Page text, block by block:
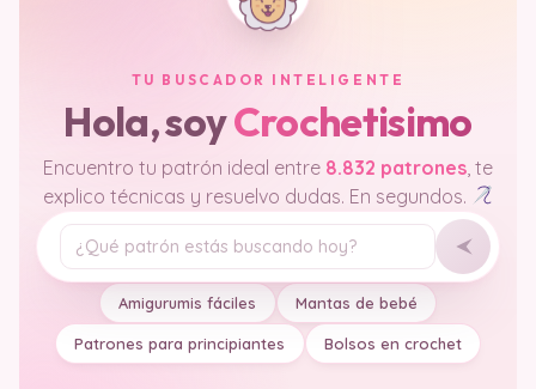
TU BUSCADOR INTELIGENTE
Hola, soyCrochetisimo
Encuentro tu patrón ideal entre 8.832 patrones , te
explico técnicas y resuelvo dudas. En segundos.
Tu pregunta
Amigurumis fáciles Mantas de bebé
Patrones para principiantes Bolsos en crochet